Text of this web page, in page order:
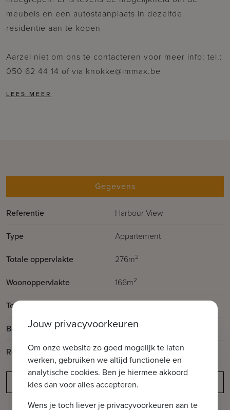
meubels en een autostaanplaats in dezelfde
residentie aan te kopen
Aarzel niet om ons te contacteren voor meer info: tel.:
050 62 44 14 of via knokke@immax.be
Gegevens
Referentie
Harbour View
Type
Appartement
Totale oppervlakte
276m2
Woonoppervlakte 166m2
Terrasoppervlakte 2
Bouwjaar
2007
Renovatiejaar
2024
Meldingsplicht
Jouw privacyvoorkeuren
Om onze website zo goed mogelijk te laten
werken, gebruiken we altijd functionele en
analytische cookies. Ben je hiermee akkoord
kies dan voor alles accepteren.
Wens je toch liever je privacyvoorkeuren aan te